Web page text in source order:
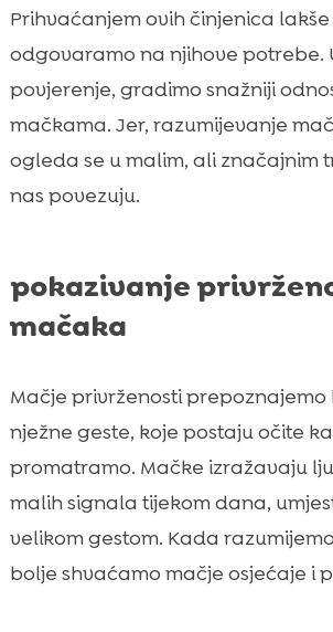
Prihvaćanjem ovih činjenica
odgovaramo na njihove potrebe.
povjerenje, gradimo snažniji
mačkama. Jer, razumijevanje
ogleda se u malim, ali značajnim
nas povezuju.
pokazivanje
mačaka
Mačje privrženosti prepoznajemo
nježne geste, koje postaju očite
promatramo. Mačke izražavaju
malih signala tijekom dana,
velikom gestom. Kada
bolje shvaćamo mačje osjećaje i